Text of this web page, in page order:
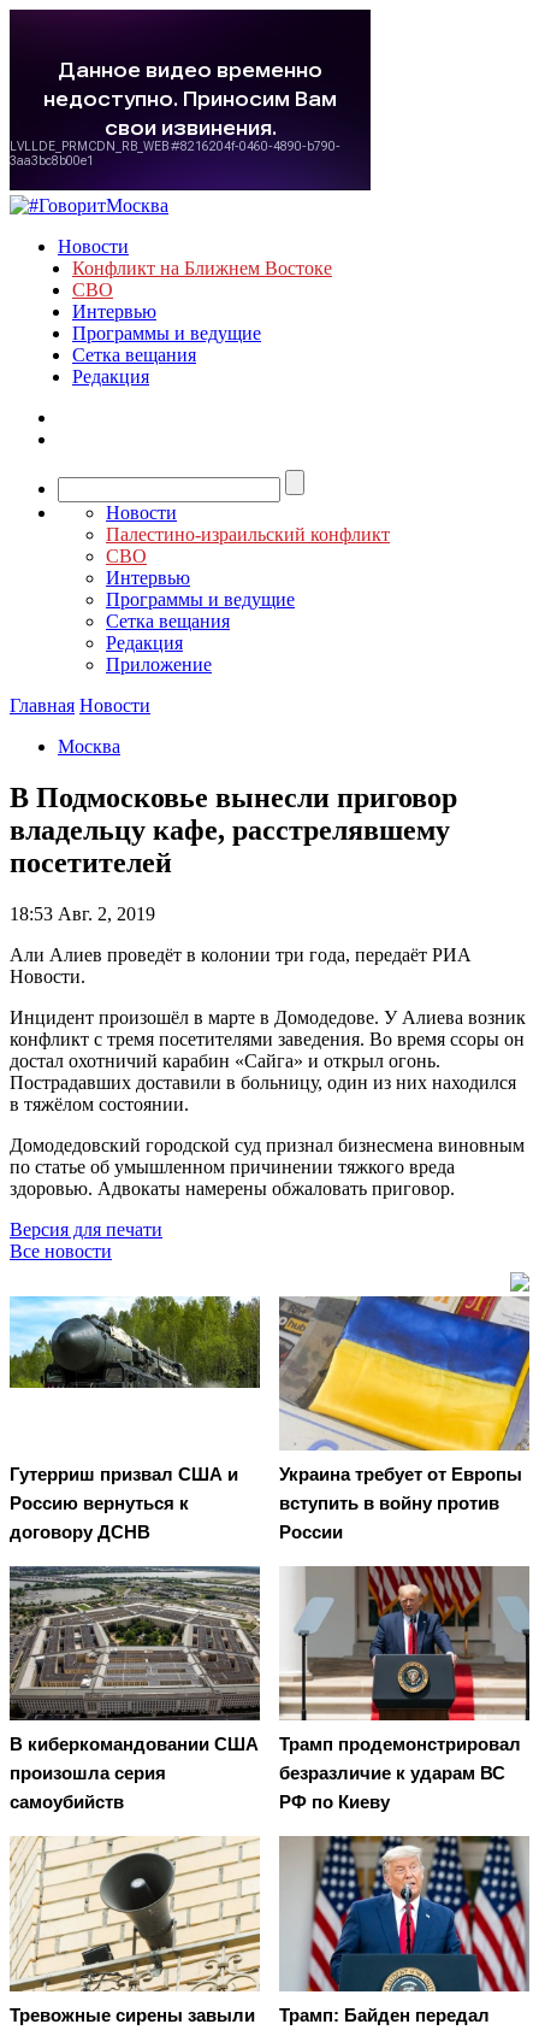
Новости
Конфликт на Ближнем Востоке
СВО
Интервью
Программы и ведущие
Сетка вещания
Редакция
Новости
Палестино-израильский конфликт
СВО
Интервью
Программы и ведущие
Сетка вещания
Редакция
Приложение
Главная Новости
Москва
В Подмосковье вынесли приговор
владельцу кафе, расстрелявшему
посетителей
18:53 Авг. 2, 2019
Али Алиев проведёт в колонии три года, передаёт РИА
Новости.
Инцидент произошёл в марте в Домодедове. У Алиева возник
конфликт с тремя посетителями заведения. Во время ссоры он
достал охотничий карабин «Сайга» и открыл огонь.
Пострадавших доставили в больницу, один из них находился
в тяжёлом состоянии.
Домодедовский городской суд признал бизнесмена виновным
по статье об умышленном причинении тяжкого вреда
здоровью. Адвокаты намерены обжаловать приговор.
Версия для печати
Все новости
Гутерриш призвал США и
Россию вернуться к
договору ДСНВ
Украина требует от Европы
вступить в войну против
России
В киберкомандовании США
произошла серия
самоубийств
Трамп продемонстрировал
безразличие к ударам ВС
РФ по Киеву
Тревожные сирены завыли
Трамп: Байден передал